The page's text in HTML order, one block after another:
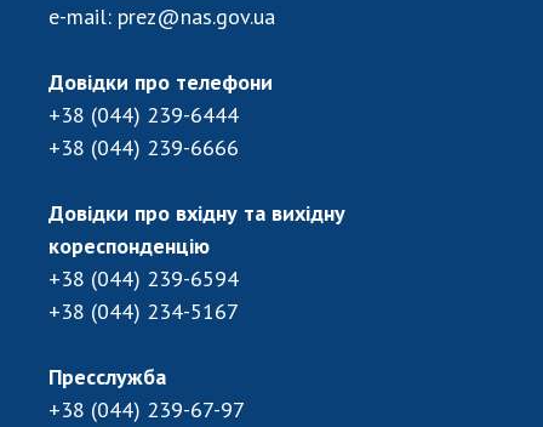
e-mail: prez@nas.gov.ua
Довідки про телефони
+38 (044) 239-6444
+38 (044) 239-6666
Довідки про вхідну та вихідну
кореспонденцію
+38 (044) 239-6594
+38 (044) 234-5167
Пресслужба
+38 (044) 239-67-97